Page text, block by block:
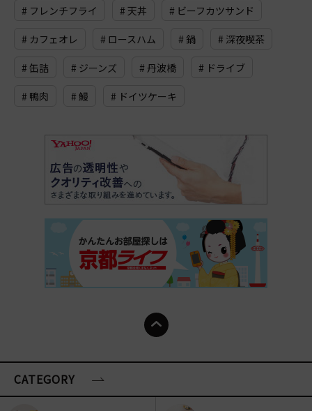
# フレンチフライ # 天丼 # ビーフカツサンド
# カフェオレ # ロースハム # 鍋 # 深夜喫茶
# 缶詰 # ジーンズ # 丹波橋 # ドライブ
# 鴨肉 # 鰻 # ドイツケーキ
CATEGORY